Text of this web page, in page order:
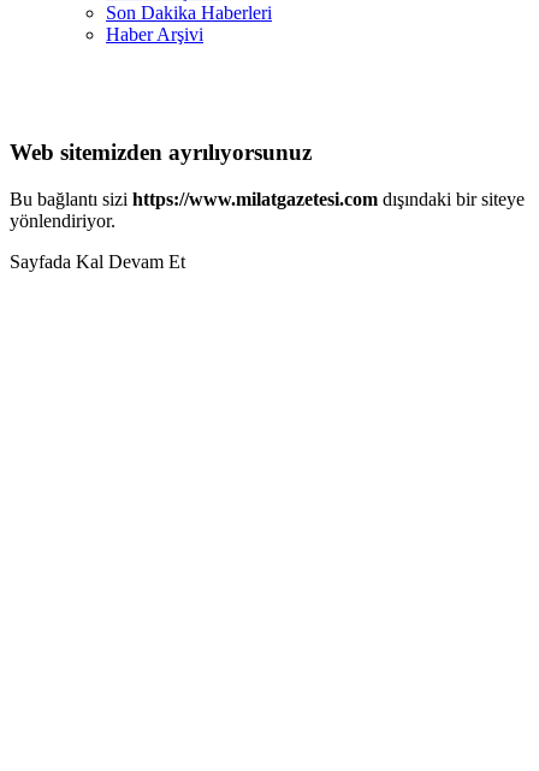
Son Dakika Haberleri
Haber Arşivi
Web sitemizden ayrılıyorsunuz
Bu bağlantı sizi https://www.milatgazetesi.com dışındaki bir siteye
yönlendiriyor.
Sayfada Kal Devam Et